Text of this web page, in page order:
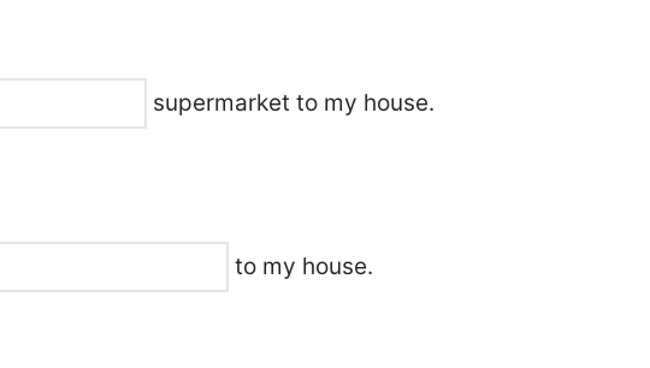
supermarket to my house.
to my house.